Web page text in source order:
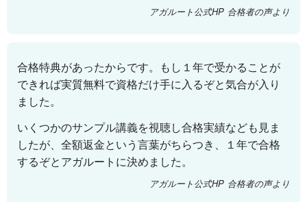
アガルート公式HP 合格者の声より
合格特典があったからです。もし１年で受かることが
できれば実質無料で資格だけ手に入るぞと気合が入り
ました。
いくつかのサンプル講義を視聴し合格実績なども見ま
したが、全額返金という言葉がちらつき、１年で合格
するぞとアガルートに決めました。
アガルート公式HP 合格者の声より